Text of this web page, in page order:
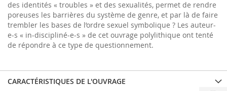
des identités « troubles » et des sexualités, permet de rendre
poreuses les barrières du système de genre, et par là de faire
trembler les bases de l’ordre sexuel symbolique ? Les auteur-
e-s « in-discipliné-e-s » de cet ouvrage polylithique ont tenté
de répondre à ce type de questionnement.
CARACTÉRISTIQUES DE L'OUVRAGE